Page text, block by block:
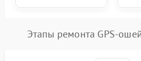
Этапы ремонта GPS-